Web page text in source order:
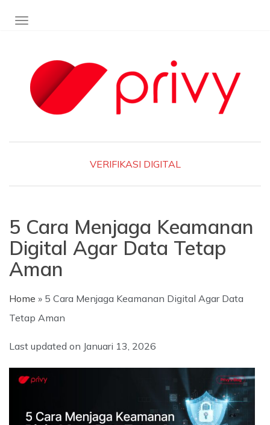
TOGGLE NAVIGATION
VERIFIKASI DIGITAL
5 Cara Menjaga Keamanan
Digital Agar Data Tetap
Aman
Home » 5 Cara Menjaga Keamanan Digital Agar Data
Tetap Aman
Last updated on Januari 13, 2026